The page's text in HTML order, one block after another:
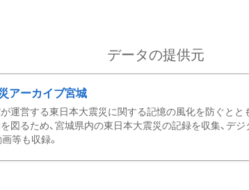
データの提供元
アーカイブ宮城
運営する東日本大震災に関する記憶の風化を防ぐとと
図るため、宮城県内の東日本大震災の記録を収集、デ
等も収録。